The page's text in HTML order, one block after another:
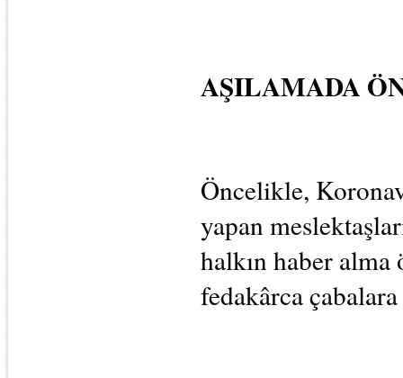
AŞILAMADA
Öncelikle,
yapan
halkın haber
fedakârca